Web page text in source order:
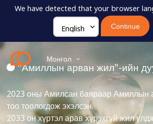
We have detected that your browser
Continue
Монгол
Арван жил
"Амиллын арван жил"-ийн
2023 оны Амилсан баяраар Амиллын
тоо тоологдож эхэлсэн.
2033 он хүртэл арав хүрэхгүй жил